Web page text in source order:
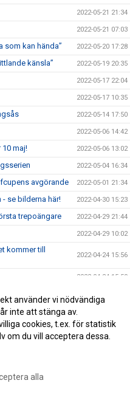
2022-05-21 21:34
2022-05-21 07:03
som kan hända” 2022-05-20 17:28
känsla” 2022-05-19 20:35
2022-05-17 22:04
2022-05-17 10:35
2022-05-14 17:50
2022-05-06 14:42
maj! 2022-05-06 13:02
2022-05-04 16:34
avgörande 2022-05-01 21:34
se bilderna här! 2022-04-30 15:23
trepoängare 2022-04-29 21:44
2022-04-29 10:02
kommer till
2022-04-24 15:56
2022-04-24 15:50
2022-04-15 11:09
använder vi nödvändiga
inte att stänga av.
cookies, t.ex. för statistik
om du vill acceptera dessa.
alla